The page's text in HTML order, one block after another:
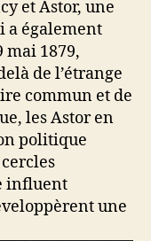
et Astor, une
a également
mai 1879,
de l’étrange
commun et de
les Astor en
politique
influent
une